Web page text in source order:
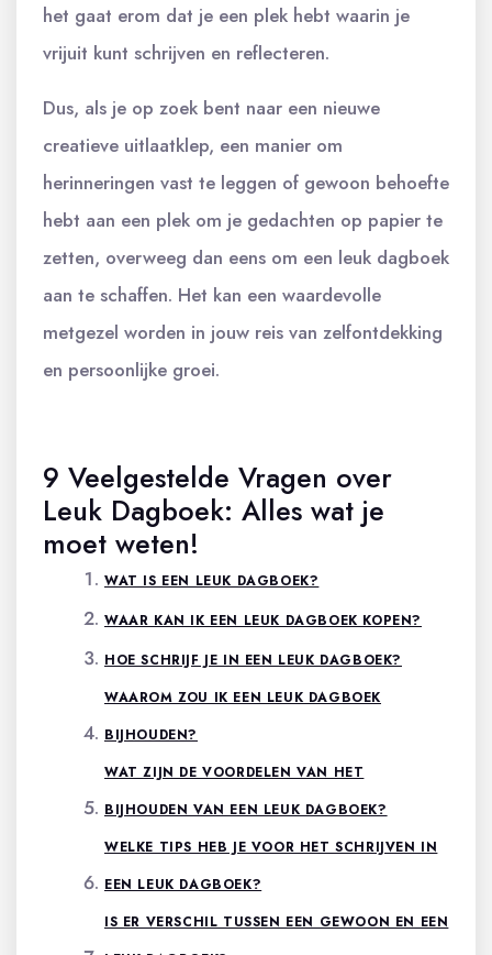
het gaat erom dat je een plek hebt waarin je
vrijuit kunt schrijven en reflecteren.
Dus, als je op zoek bent naar een nieuwe
creatieve uitlaatklep, een manier om
herinneringen vast te leggen of gewoon behoefte
hebt aan een plek om je gedachten op papier te
zetten, overweeg dan eens om een leuk dagboek
aan te schaffen. Het kan een waardevolle
metgezel worden in jouw reis van zelfontdekking
en persoonlijke groei.
9 Veelgestelde Vragen over
Leuk Dagboek: Alles wat je
moet weten!
WAT IS EEN LEUK DAGBOEK?
WAAR KAN IK EEN LEUK DAGBOEK KOPEN?
HOE SCHRIJF JE IN EEN LEUK DAGBOEK?
WAAROM ZOU IK EEN LEUK DAGBOEK
BIJHOUDEN?
WAT ZIJN DE VOORDELEN VAN HET
BIJHOUDEN VAN EEN LEUK DAGBOEK?
WELKE TIPS HEB JE VOOR HET SCHRIJVEN IN
EEN LEUK DAGBOEK?
IS ER VERSCHIL TUSSEN EEN GEWOON EN EEN